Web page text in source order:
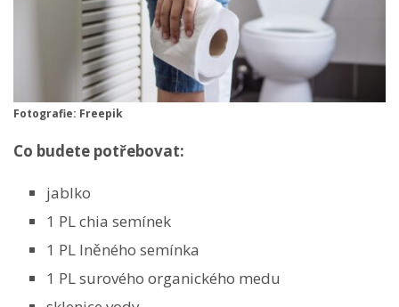
Fotografie: Freepik
Co budete potřebovat:
jablko
1 PL chia semínek
1 PL lněného semínka
1 PL surového organického medu